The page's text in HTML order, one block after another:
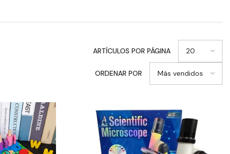
ARTÍCULOS POR PÁGINA 20
ORDENAR POR Más vendidos